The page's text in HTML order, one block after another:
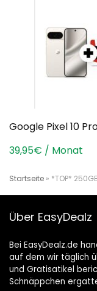
Google Pixel 10
39,95€ / Monat
Startseite » *TOP*
Über EasyDealz
Bei EasyDealz.de
auf dem wir täglich
und Gratisatikel
Schnäppchen